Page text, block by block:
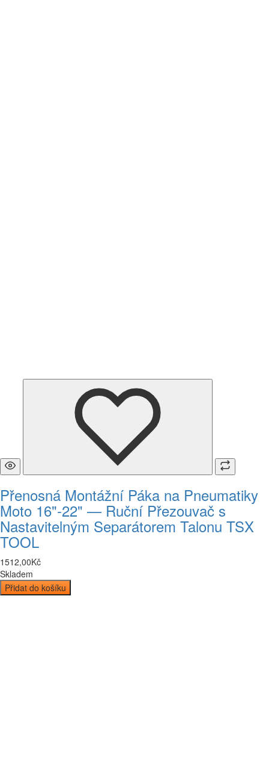
Přenosná Montážní Páka na Pneumatiky
Moto 16"-22" — Ruční Přezouvač s
Nastavitelným Separátorem Talonu TSX
TOOL
1512,00Kč
Skladem
Přidat do košíku